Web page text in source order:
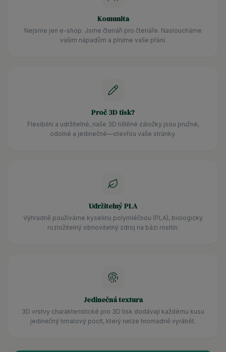
Komunita
Nejsme jen e-shop. Jsme čtenáři pro čtenáře. Nasloucháme
vašim nápadům a plníme vaše přání.
Proč 3D tisk?
Flexibilní a udržitelné, naše 3D tištěné záložky jsou pružné,
odolné a jedinečné—otevřou vaše stránky.
Udržitelný PLA
Výhradně používáme kyselinu polymléčnou (PLA), biologicky
rozložitelný obnovitelný zdroj na bázi rostlin.
Jedinečná textura
3D vrstvy charakteristické pro 3D tisk dodávají každému kusu
jedinečný hmatový pocit, který nelze hromadně vyrábět.